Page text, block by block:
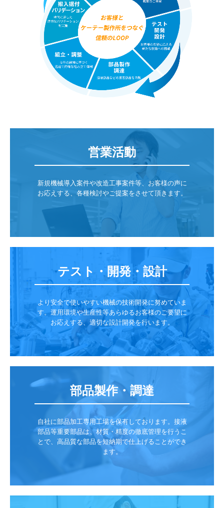
About Us
Product Info
Privacy Policy
営業活動
新規機械導入案件や改造工事案件等、お客様の声に
お応えする、各種検討やご提案をさせて頂きます。
テスト・開発・設計
より安全で使いやすい機械の技術開発に努めていま
す。運用環境や生産性等あらゆるお客様のご要望に
お応えする、適切な設計開発を行います。
部品製作・調達
自社に部品加工専用工場を保有しております。接液
部品等重要部品は、材質・精度の徹底管理を行うこ
とで、高品質な部品を短納期で仕上げることができ
ます。